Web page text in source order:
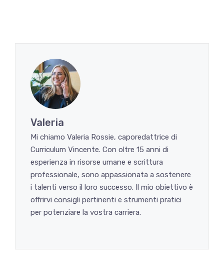
Valeria
Mi chiamo Valeria Rossie, caporedattrice di
Curriculum Vincente. Con oltre 15 anni di
esperienza in risorse umane e scrittura
professionale, sono appassionata a sostenere
i talenti verso il loro successo. Il mio obiettivo è
offrirvi consigli pertinenti e strumenti pratici
per potenziare la vostra carriera.